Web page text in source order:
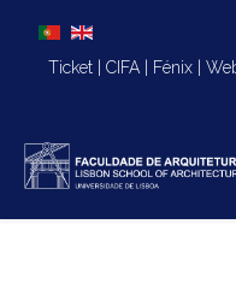
Escolha o seu idioma
Ticket CIFA Fénix